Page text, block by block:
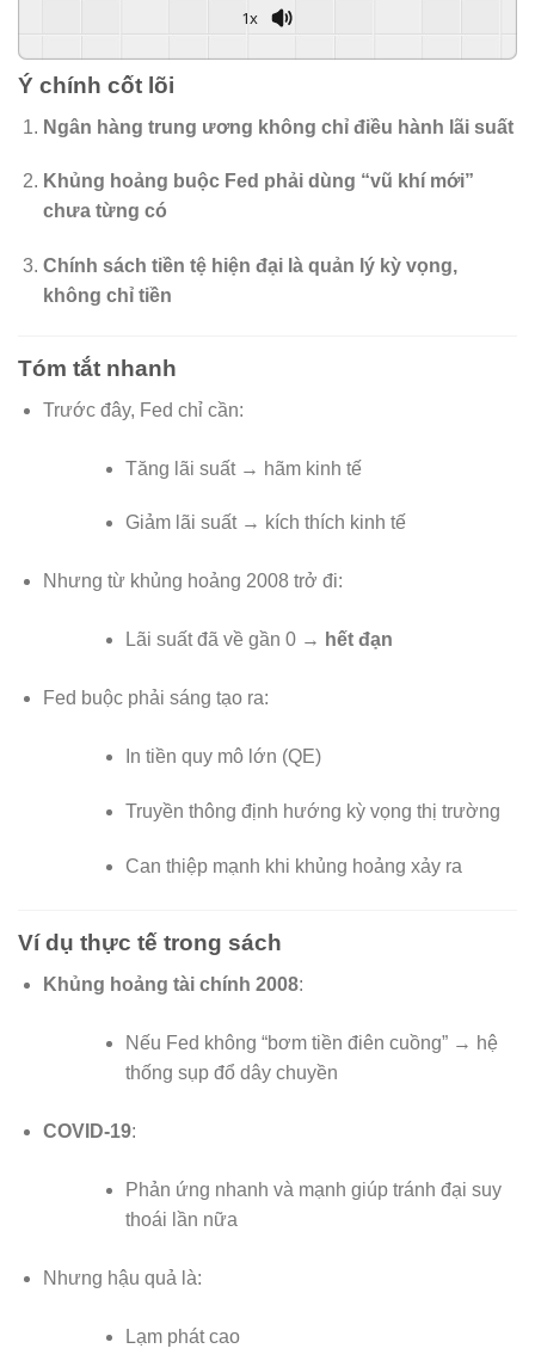
1x
Ý chính cốt lõi
Ngân hàng trung ương không chỉ điều hành lãi suất
Khủng hoảng buộc Fed phải dùng “vũ khí mới”
chưa từng có
Chính sách tiền tệ hiện đại là quản lý kỳ vọng,
không chỉ tiền
Tóm tắt nhanh
Trước đây, Fed chỉ cần:
Tăng lãi suất → hãm kinh tế
Giảm lãi suất → kích thích kinh tế
Nhưng từ khủng hoảng 2008 trở đi:
Lãi suất đã về gần 0 → hết đạn
Fed buộc phải sáng tạo ra:
In tiền quy mô lớn (QE)
Truyền thông định hướng kỳ vọng thị trường
Can thiệp mạnh khi khủng hoảng xảy ra
Ví dụ thực tế trong sách
Khủng hoảng tài chính 2008:
Nếu Fed không “bơm tiền điên cuồng” → hệ
thống sụp đổ dây chuyền
COVID-19:
Phản ứng nhanh và mạnh giúp tránh đại suy
thoái lần nữa
Nhưng hậu quả là:
Lạm phát cao